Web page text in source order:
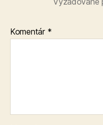
Komentár *